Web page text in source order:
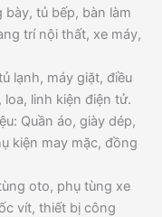
tủ bếp, bàn làm
trí nội thất, xe máy,
lạnh, máy giặt, điều
linh kiện điện tử.
Quần áo, giày dép,
kiện may mặc, đồng
oto, phụ tùng xe
vít, thiết bị công